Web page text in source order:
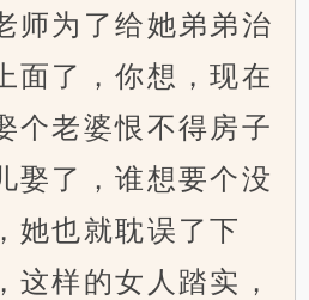
师为了给她弟弟治
面了，你想，现在
个老婆恨不得房子
娶了，谁想要个没
她也就耽误了下
这样的女人踏实，